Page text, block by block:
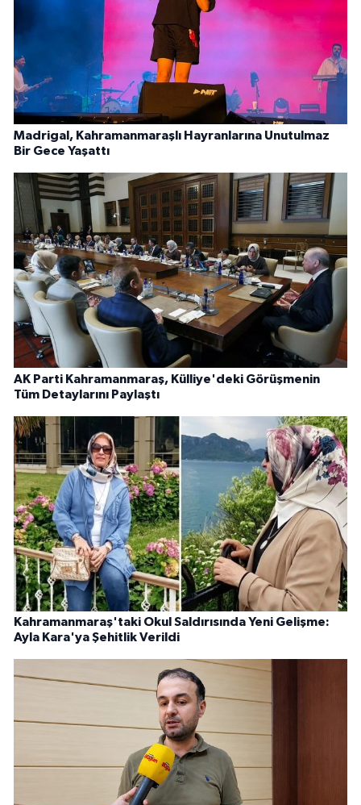
Madrigal, Kahramanmaraşlı Hayranlarına Unutulmaz
Bir Gece Yaşattı
AK Parti Kahramanmaraş, Külliye'deki Görüşmenin
Tüm Detaylarını Paylaştı
Kahramanmaraş'taki Okul Saldırısında Yeni Gelişme:
Ayla Kara'ya Şehitlik Verildi